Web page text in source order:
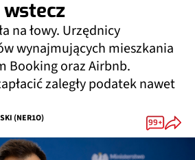
na łowy. Urzędnicy
wynajmujących mieszkania
Booking oraz Airbnb.
zaległy podatek nawet
(NER1O)
99+